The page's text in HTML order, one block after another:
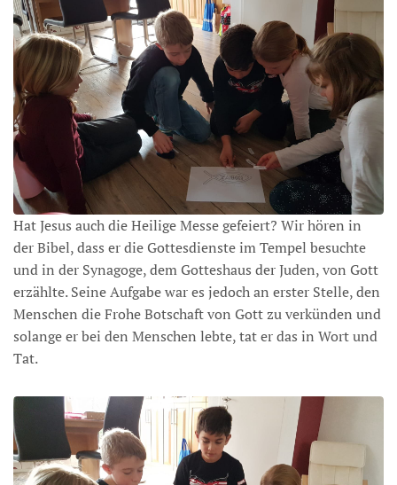
Hat Jesus auch die Heilige Messe gefeiert? Wir hören in
der Bibel, dass er die Gottesdienste im Tempel besuchte
und in der Synagoge, dem Gotteshaus der Juden, von Gott
erzählte. Seine Aufgabe war es jedoch an erster Stelle, den
Menschen die Frohe Botschaft von Gott zu verkünden und
solange er bei den Menschen lebte, tat er das in Wort und
Tat.